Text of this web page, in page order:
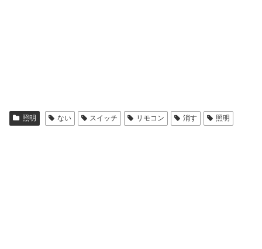
照明 ない スイッチ リモコン 消す 照明